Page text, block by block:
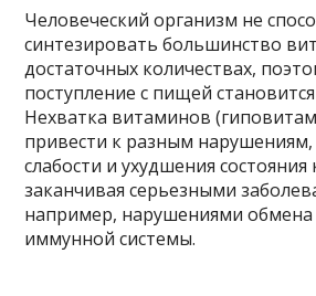
Человеческий организм не
синтезировать большинство
достаточных количествах,
поступление с пищей
Нехватка витаминов
привести к разным нарушениям,
слабости и ухудшения
заканчивая серьезными
например, нарушениями
иммунной системы.